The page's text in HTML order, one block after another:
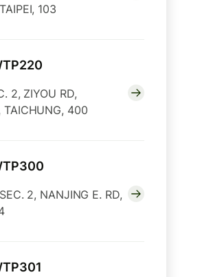
103
2, ZIYOU RD,
TAICHUNG, 400
2, NANJING E. RD,